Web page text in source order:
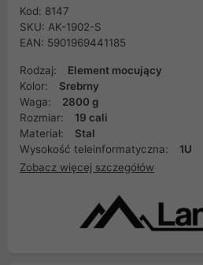
Kod: 8147
SKU: AK-1902-S
EAN: 5901969441185
Rodzaj:
Element mocujący
Kolor:
Srebrny
Waga:
2800 g
Rozmiar:
19 cali
Materiał:
Stal
Wysokość teleinformatyczna:
1U
Zobacz więcej szczegółów